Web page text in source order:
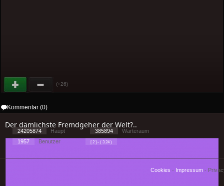
(+26)
Kommentar (0)
Der dämlichste Fremdgeher der Welt?..
24205874 Haupt 385894
Warteraum
1957
Benutzer [ 2 ] - ( 3.24 )
Cookies - Impressum -